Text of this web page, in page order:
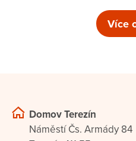
Více
Domov Terezín
Náměstí Čs. Armády 84